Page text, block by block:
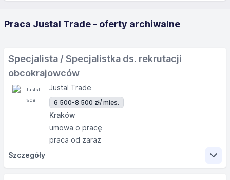
Praca Justal Trade - oferty archiwalne
Specjalista / Specjalistka ds. rekrutacji
obcokrajowców
Justal Trade
6 500-8 500 zł/ mies.
Kraków
umowa o pracę
praca od zaraz
Szczegóły